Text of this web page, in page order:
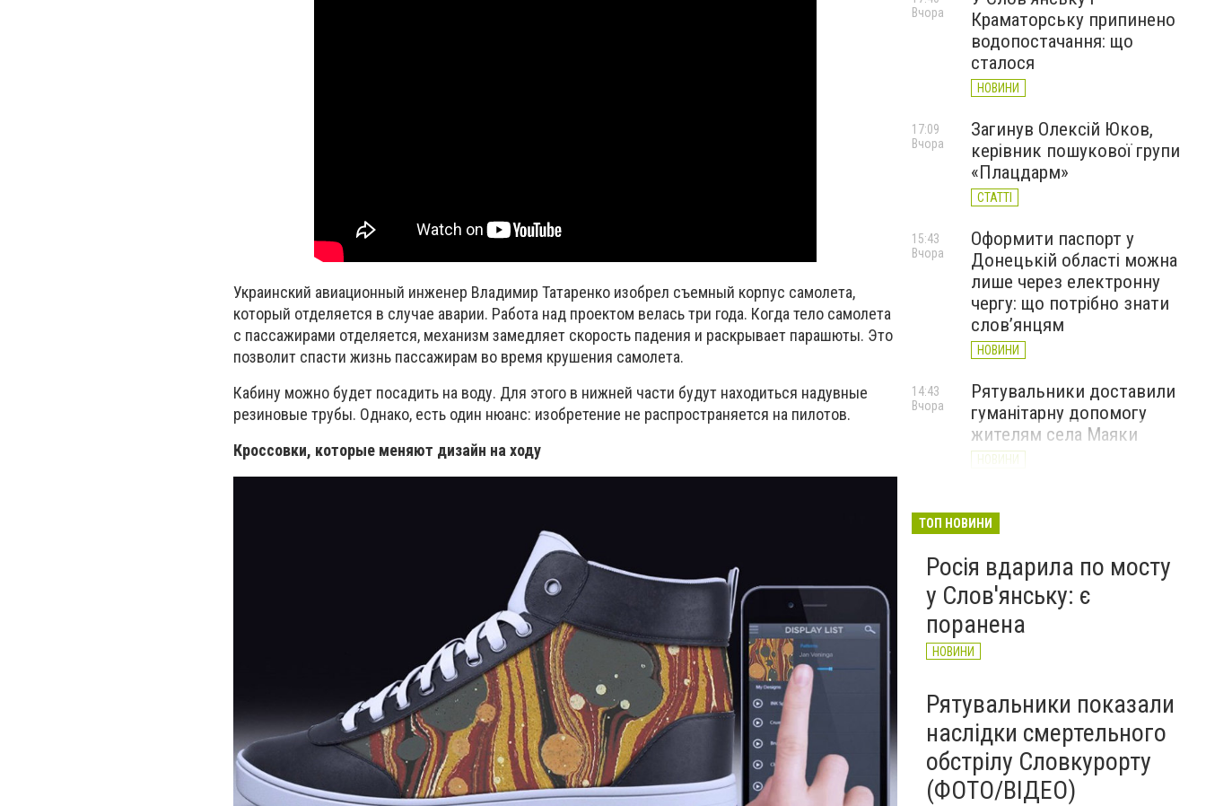
Украинский авиационный инженер Владимир Татаренко изобрел съемный корпус самолета,
который отделяется в случае аварии. Работа над проектом велась три года. Когда тело самолета
с пассажирами отделяется, механизм замедляет скорость падения и раскрывает парашюты. Это
позволит спасти жизнь пассажирам во время крушения самолета.
Кабину можно будет посадить на воду. Для этого в нижней части будут находиться надувные
резиновые трубы. Однако, есть один нюанс: изобретение не распространяется на пилотов.
Кроссовки, которые меняют дизайн на ходу
Краматорську припинено
водопостачання: що
сталося
НОВИНИ
Вчора
Загинув Олексій Юков,
керівник пошукової групи
«Плацдарм»
СТАТТІ
17:09
Вчора
Оформити паспорт у
Донецькій області можна
лише через електронну
чергу: що потрібно знати
слов’янцям
НОВИНИ
15:43
Вчора
Рятувальники доставили
гуманітарну допомогу
жителям села Маяки
НОВИНИ
14:43
Вчора
онлайн-акція до Дня молоді
Вчора
ТОП НОВИНИ
Росія вдарила по мосту
у Слов'янську: є
поранена
НОВИНИ
Рятувальники показали
наслідки смертельного
обстрілу Словкурорту
(ФОТО/ВІДЕО)